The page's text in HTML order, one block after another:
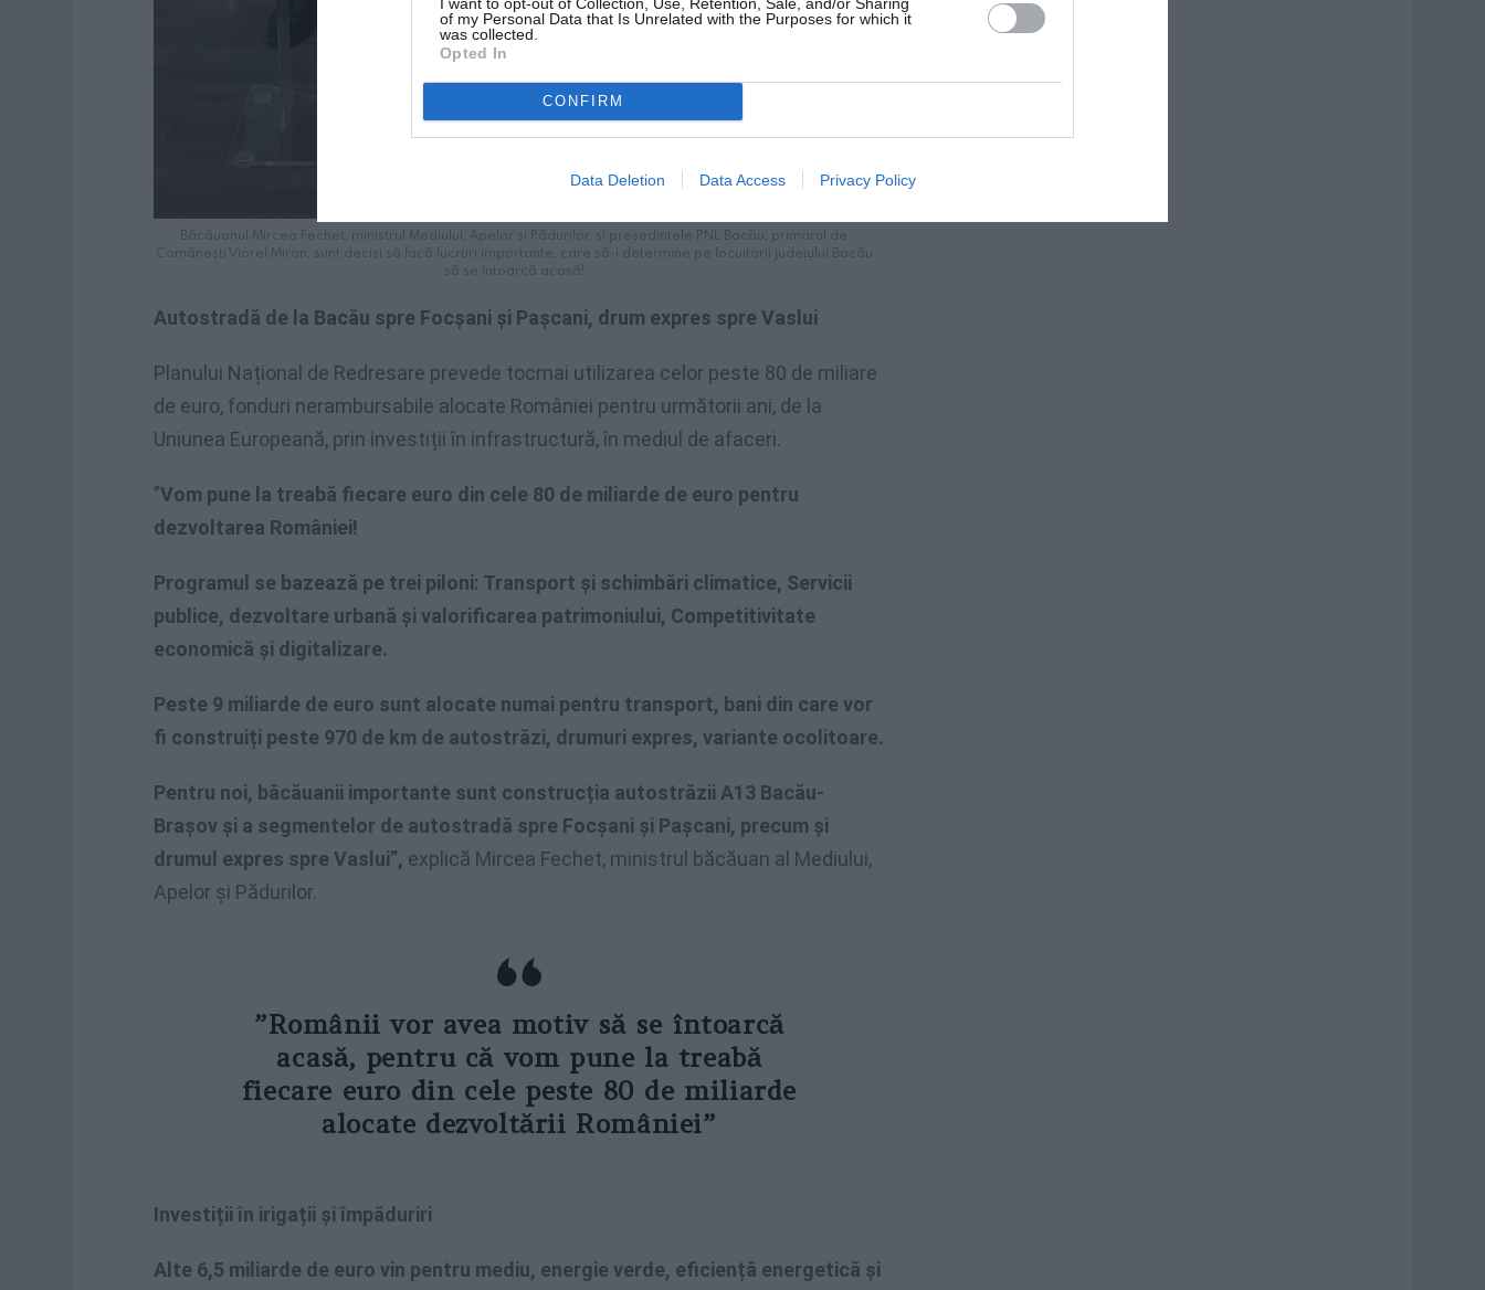
of my Personal Data that Is Unrelated with the Purposes for which it
was collected.
Opted In
CONFIRM
Data Deletion Data Access Privacy Policy
Băcăuanul Mircea Fechet, ministrul Mediului, Apelor și Pădurilor, și președintele PNL Bacău, primarul de
Comănești Viorel Miron, sunt deciși să facă lucruri importante, care să-i determine pe locuitorii județului Bacău
să se întoarcă acasă!
Autostradă de la Bacău spre Focșani și Pașcani, drum expres spre Vaslui
Planului Național de Redresare prevede tocmai utilizarea celor peste 80 de miliare
de euro, fonduri nerambursabile alocate României pentru următorii ani, de la
Uniunea Europeană, prin investiții în infrastructură, în mediul de afaceri.
”Vom pune la treabă fiecare euro din cele 80 de miliarde de euro pentru
dezvoltarea României!
Programul se bazează pe trei piloni: Transport și schimbări climatice, Servicii
publice, dezvoltare urbană și valorificarea patrimoniului, Competitivitate
economică și digitalizare.
Peste 9 miliarde de euro sunt alocate numai pentru transport, bani din care vor
fi construiți peste 970 de km de autostrăzi, drumuri expres, variante ocolitoare.
Pentru noi, băcăuanii importante sunt construcția autostrăzii A13 Bacău-
Brașov și a segmentelor de autostradă spre Focșani și Pașcani, precum și
drumul expres spre Vaslui”, explică Mircea Fechet, ministrul băcăuan al Mediului,
Apelor și Pădurilor.
”Românii vor avea motiv să se întoarcă
acasă, pentru că vom pune la treabă
fiecare euro din cele peste 80 de miliarde
alocate dezvoltării României”
Investiții în irigații și împăduriri
Alte 6,5 miliarde de euro vin pentru mediu, energie verde, eficiență energetică și